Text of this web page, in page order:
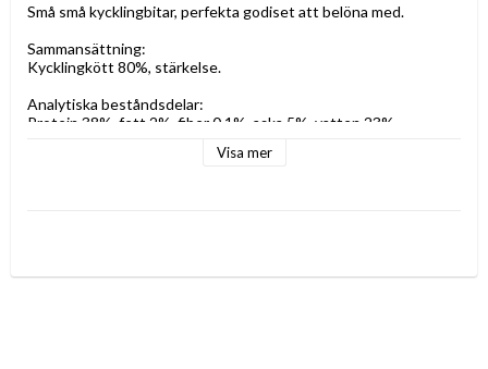
Små små kycklingbitar, perfekta godiset att belöna med.
Sammansättning:
Kycklingkött 80%, stärkelse.
Analytiska beståndsdelar:
Protein 38%, fett 2%, fiber 0,1%, aska 5%, vatten 23%.
Visa mer